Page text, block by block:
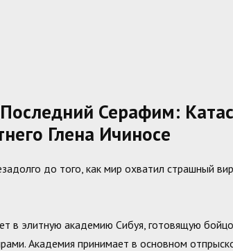
Серафим:
Глена Ичиносе
до того, как мир охватил страшный
в элитную академию Сибуя, готовящую
Академия принимает в основном